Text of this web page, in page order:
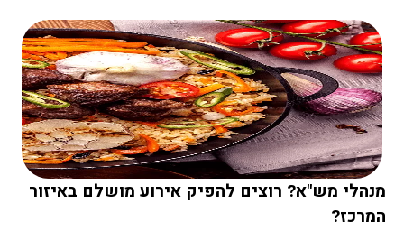
מנהלי מש"א? רוצים להפיק אירוע מושלם באיזור
המרכז?